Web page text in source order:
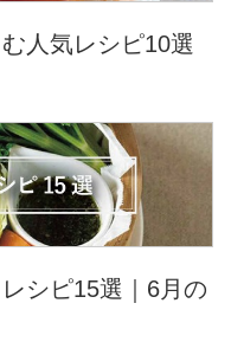
人気レシピ10選
シピ15選｜6月の